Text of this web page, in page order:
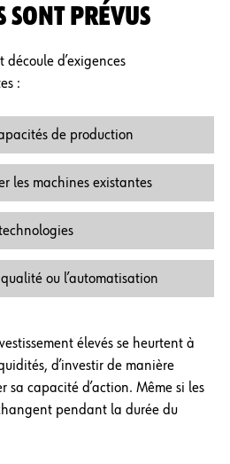
SONT PRÉVUS
découle d’exigences
:
de production
les machines existantes
ou l’automatisation
élevés se heurtent à
d’investir de manière
sa capacité d’action. Même si les
pendant la durée du